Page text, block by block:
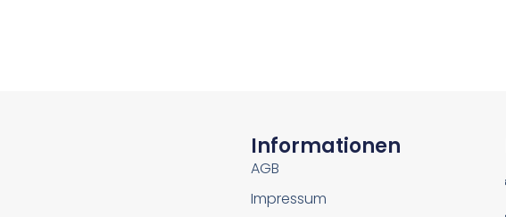
Informationen
AGB
Impressum